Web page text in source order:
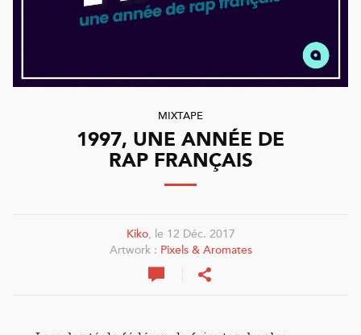
MIXTAPE
1997, UNE ANNÉE DE
RAP FRANÇAIS
Kiko, le 12 Déc. 2017
Artwork : Pixels & Aromates